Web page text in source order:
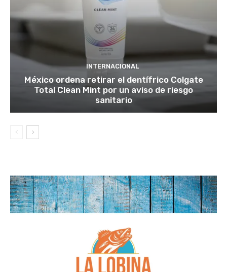
INTERNACIONAL
México ordena retirar el dentífrico Colgate
Total Clean Mint por un aviso de riesgo
sanitario